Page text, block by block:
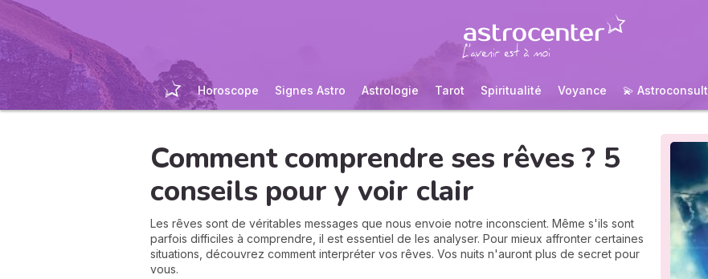
Horoscope Signes Astro Astrologie Tarot Spiritualité Voyance 💫 Astroconsult
Comment comprendre ses rêves ? 5
conseils pour y voir clair
Les rêves sont de véritables messages que nous envoie notre inconscient. Même s'ils sont
parfois difficiles à comprendre, il est essentiel de les analyser. Pour mieux affronter certaines
situations, découvrez comment interpréter vos rêves. Vos nuits n'auront plus de secret pour
vous.